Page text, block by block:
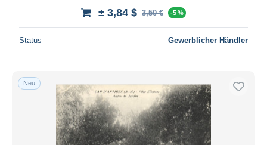
± 3,84 $ 3,50 € -5 %
Status Gewerblicher Händler
Neu